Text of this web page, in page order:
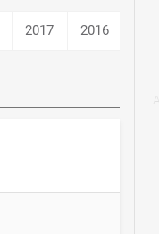
2017 2016